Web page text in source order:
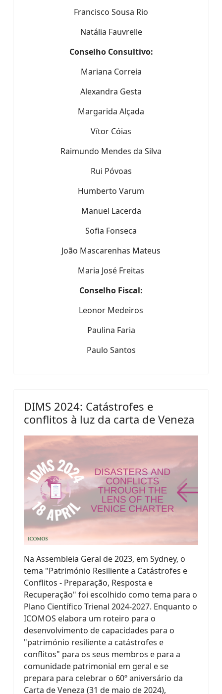
Francisco Sousa Rio
Natália Fauvrelle
Conselho Consultivo:
Mariana Correia
Alexandra Gesta
Margarida Alçada
Vítor Cóias
Raimundo Mendes da Silva
Rui Póvoas
Humberto Varum
Manuel Lacerda
Sofia Fonseca
João Mascarenhas Mateus
Maria José Freitas
Conselho Fiscal:
Leonor Medeiros
Paulina Faria
Paulo Santos
DIMS 2024: Catástrofes e
conflitos à luz da carta de Veneza
Na Assembleia Geral de 2023, em Sydney, o
tema "Património Resiliente a Catástrofes e
Conflitos - Preparação, Resposta e
Recuperação" foi escolhido como tema para o
Plano Científico Trienal 2024-2027. Enquanto o
ICOMOS elabora um roteiro para o
desenvolvimento de capacidades para o
"património resiliente a catástrofes e
conflitos" para os seus membros e para a
comunidade patrimonial em geral e se
prepara para celebrar o 60º aniversário da
Carta de Veneza (31 de maio de 2024),